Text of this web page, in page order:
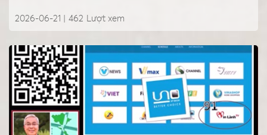
2026-06-21 | Lượt xem
462